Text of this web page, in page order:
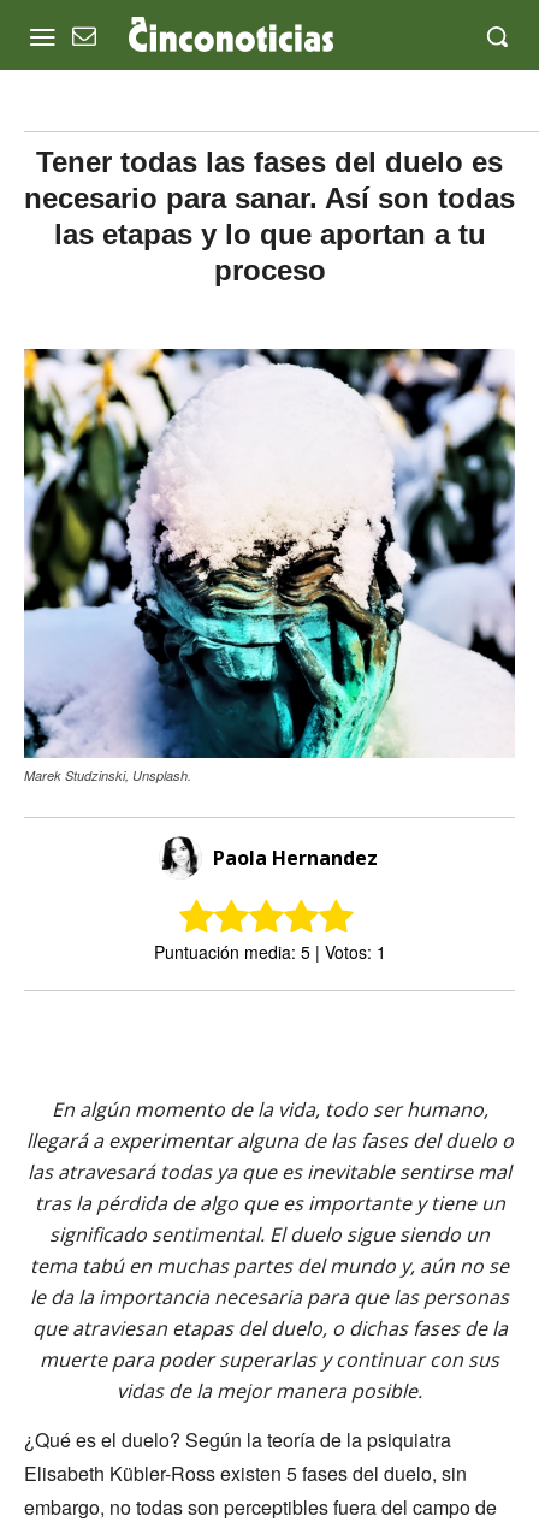
Tener todas las fases del duelo es
necesario para sanar. Así son todas
las etapas y lo que aportan a tu
proceso
Marek Studzinski, Unsplash.
Paola Hernandez
Puntuación media: 5 | Votos: 1
En algún momento de la vida, todo ser humano,
llegará a experimentar alguna de las fases del duelo o
las atravesará todas ya que es inevitable sentirse mal
tras la pérdida de algo que es importante y tiene un
significado sentimental. El duelo sigue siendo un
tema tabú en muchas partes del mundo y, aún no se
le da la importancia necesaria para que las personas
que atraviesan etapas del duelo, o dichas fases de la
muerte para poder superarlas y continuar con sus
vidas de la mejor manera posible.
¿Qué es el duelo? Según la teoría de la psiquiatra
Elisabeth Kübler-Ross existen 5 fases del duelo, sin
embargo, no todas son perceptibles fuera del campo de